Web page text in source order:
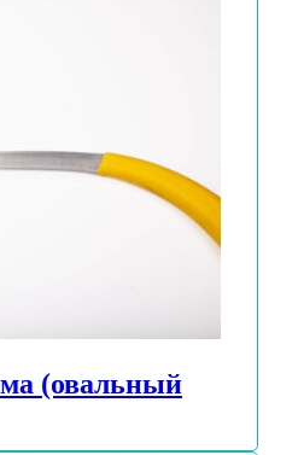
(овальный